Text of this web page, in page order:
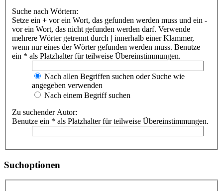
Suche nach Wörtern:
Setze ein + vor ein Wort, das gefunden werden muss und ein -
vor ein Wort, das nicht gefunden werden darf. Verwende
mehrere Wörter getrennt durch | innerhalb einer Klammer,
wenn nur eines der Wörter gefunden werden muss. Benutze
ein * als Platzhalter für teilweise Übereinstimmungen.
Nach allen Begriffen suchen oder Suche wie
angegeben verwenden
Nach einem Begriff suchen
Zu suchender Autor:
Benutze ein * als Platzhalter für teilweise Übereinstimmungen.
Suchoptionen